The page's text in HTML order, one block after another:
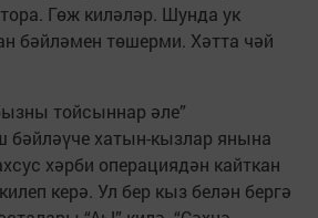
Гөж киләләр. Шунда ук
бәйләмен төшерми. Хәтта чәй
тойсыннар әле”
бәйләүче хатын-кызлар янына
хәрби операциядән кайткан
керә. Ул бер кыз белән бергә